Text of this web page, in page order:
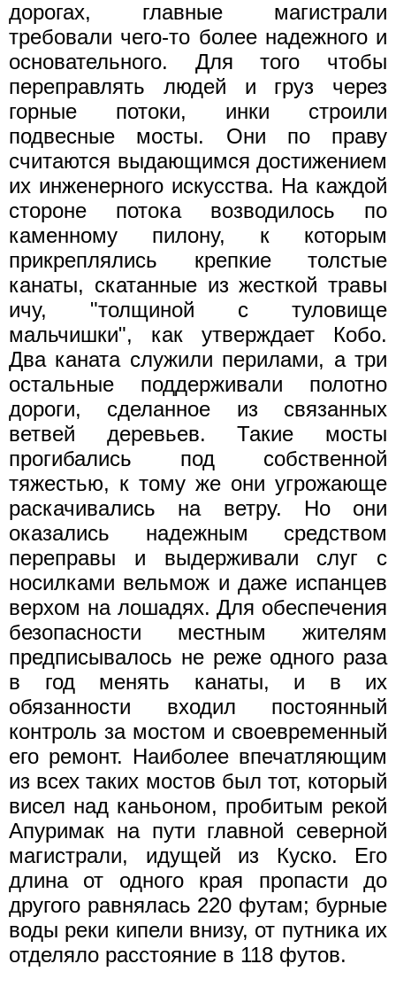
дорогах, главные магистрали
требовали чего-то более надежного и
основательного. Для того чтобы
переправлять людей и груз через
горные потоки, инки строили
подвесные мосты. Они по праву
считаются выдающимся достижением
их инженерного искусства. На каждой
стороне потока возводилось по
каменному пилону, к которым
прикреплялись крепкие толстые
канаты, скатанные из жесткой травы
ичу, "толщиной с туловище
мальчишки", как утверждает Кобо.
Два каната служили перилами, а три
остальные поддерживали полотно
дороги, сделанное из связанных
ветвей деревьев. Такие мосты
прогибались под собственной
тяжестью, к тому же они угрожающе
раскачивались на ветру. Но они
оказались надежным средством
переправы и выдерживали слуг с
носилками вельмож и даже испанцев
верхом на лошадях. Для обеспечения
безопасности местным жителям
предписывалось не реже одного раза
в год менять канаты, и в их
обязанности входил постоянный
контроль за мостом и своевременный
его ремонт. Наиболее впечатляющим
из всех таких мостов был тот, который
висел над каньоном, пробитым рекой
Апуримак на пути главной северной
магистрали, идущей из Куско. Его
длина от одного края пропасти до
другого равнялась 220 футам; бурные
воды реки кипели внизу, от путника их
отделяло расстояние в 118 футов.